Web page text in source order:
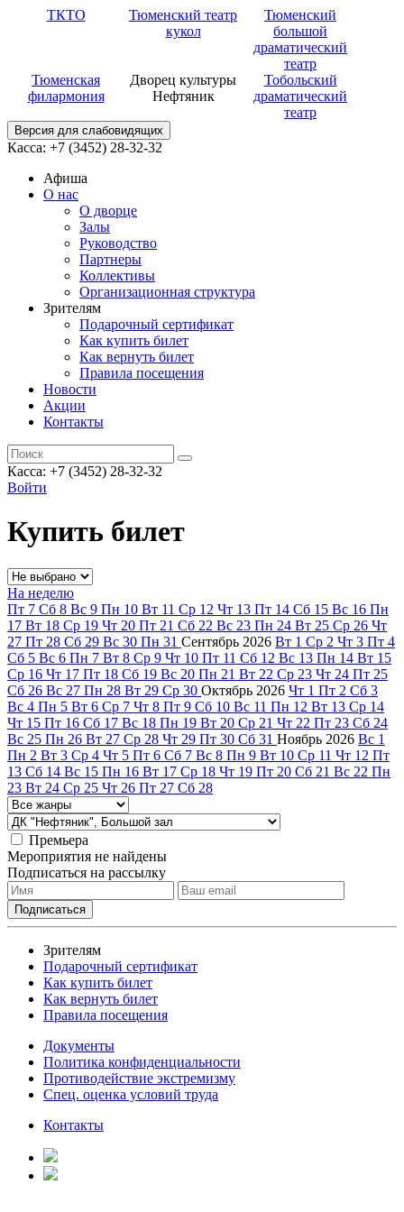
ТКТО
Тюменский театр
кукол
Тюменский
большой
драматический
театр
Тюменская
филармония
Дворец культуры
Нефтяник
Тобольский
драматический
театр
Версия для слабовидящих
Касса: +7 (3452) 28-32-32
Афиша
О нас
О дворце
Залы
Руководство
Партнеры
Коллективы
Организационная структура
Зрителям
Подарочный сертификат
Как купить билет
Как вернуть билет
Правила посещения
Новости
Акции
Контакты
Касса: +7 (3452) 28-32-32
Войти
Купить билет
На неделю
Пт 7 Сб 8 Вс 9 Пн 10 Вт 11 Ср 12 Чт 13 Пт 14 Сб 15 Вс 16 Пн
17 Вт 18 Ср 19 Чт 20 Пт 21 Сб 22 Вс 23 Пн 24 Вт 25 Ср 26 Чт
27 Пт 28 Сб 29 Вс 30 Пн 31 Сентябрь 2026 Вт 1 Ср 2 Чт 3 Пт 4
Сб 5 Вс 6 Пн 7 Вт 8 Ср 9 Чт 10 Пт 11 Сб 12 Вс 13 Пн 14 Вт 15
Ср 16 Чт 17 Пт 18 Сб 19 Вс 20 Пн 21 Вт 22 Ср 23 Чт 24 Пт 25
Сб 26 Вс 27 Пн 28 Вт 29 Ср 30 Октябрь 2026 Чт 1 Пт 2 Сб 3
Вс 4 Пн 5 Вт 6 Ср 7 Чт 8 Пт 9 Сб 10 Вс 11 Пн 12 Вт 13 Ср 14
Чт 15 Пт 16 Сб 17 Вс 18 Пн 19 Вт 20 Ср 21 Чт 22 Пт 23 Сб 24
Вс 25 Пн 26 Вт 27 Ср 28 Чт 29 Пт 30 Сб 31 Ноябрь 2026 Вс 1
Пн 2 Вт 3 Ср 4 Чт 5 Пт 6 Сб 7 Вс 8 Пн 9 Вт 10 Ср 11 Чт 12 Пт
13 Сб 14 Вс 15 Пн 16 Вт 17 Ср 18 Чт 19 Пт 20 Сб 21 Вс 22 Пн
23 Вт 24 Ср 25 Чт 26 Пт 27 Сб 28
Премьера
Мероприятия не найдены
Подписаться на рассылку
Зрителям
Подарочный сертификат
Как купить билет
Как вернуть билет
Правила посещения
Документы
Политика конфиденциальности
Противодействие экстремизму
Спец. оценка условий труда
Контакты